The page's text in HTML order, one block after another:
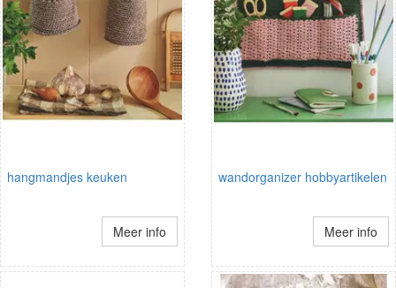
hangmandjes keuken
Meer info
wandorganizer hobbyartikelen
Meer info